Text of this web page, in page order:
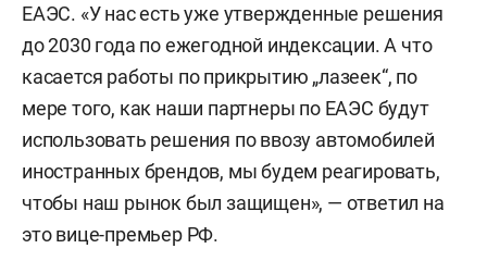
ЕАЭС. «У нас есть уже утвержденные решения
до 2030 года по ежегодной индексации. А что
касается работы по прикрытию „лазеек“, по
мере того, как наши партнеры по ЕАЭС будут
использовать решения по ввозу автомобилей
иностранных брендов, мы будем реагировать,
чтобы наш рынок был защищен», — ответил на
это вице-премьер РФ.